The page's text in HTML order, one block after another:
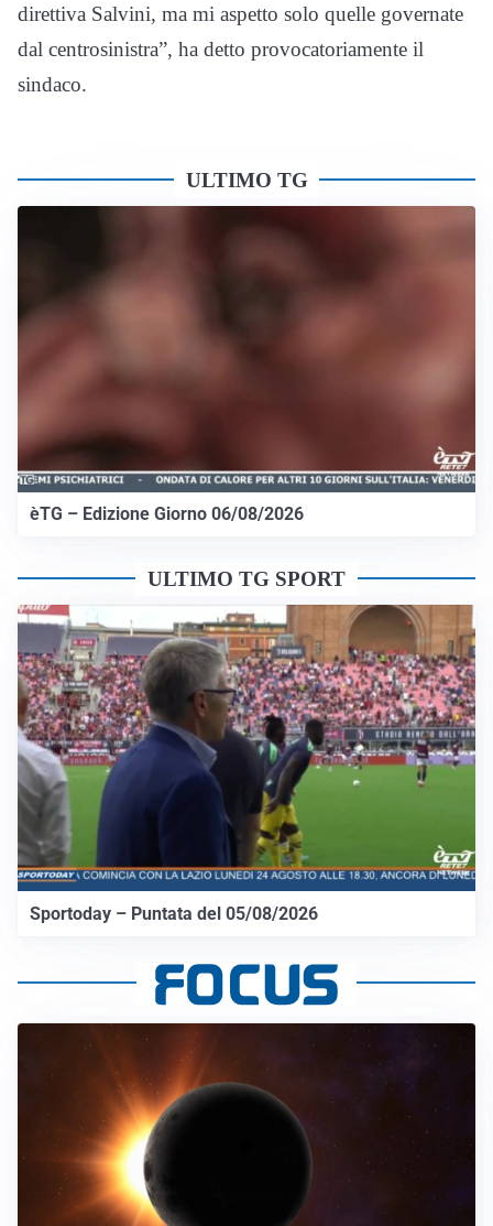
direttiva Salvini, ma mi aspetto solo quelle governate
dal centrosinistra”, ha detto provocatoriamente il
sindaco.
ULTIMO TG
èTG – Edizione Giorno 06/08/2026
ULTIMO TG SPORT
Sportoday – Puntata del 05/08/2026